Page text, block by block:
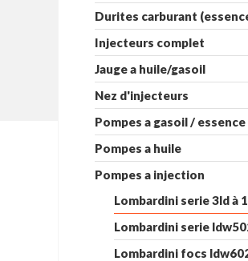
Durites carburant
Injecteurs complet
Jauge a huile/gasoil
Nez d'injecteurs
Pompes a gasoil / essence
Pompes a huile
Pompes a injection
Lombardini serie 3ld à
Lombardini serie
Lombardini focs